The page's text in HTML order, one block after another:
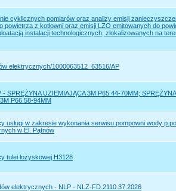
cyklicznych pomiarów oraz analizy emisji
powietrza z kotłowni oraz emisji LZO emitowanych do
instalacji technologicznych, zlokalizowanych na
elektrycznych/1000063512_63516/AP
- SPRĘŻYNA UZIEMIAJĄCA 3M P65 44-70MM; SPRĘŻYNA
P66 58-94MM
usługi w zakresie wykonania serwisu pompowni wody
w El. Pątnów
tulei łożyskowej H3128
elektrycznych - NLP - NLZ-FD.2110.37.2026